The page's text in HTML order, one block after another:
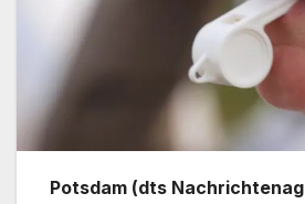
Potsdam (dts